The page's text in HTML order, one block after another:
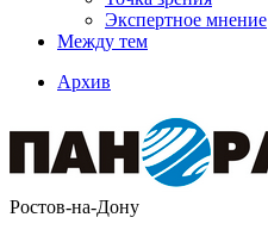
Экспертное мнение
Между тем
Архив
Ростов-на-Дону